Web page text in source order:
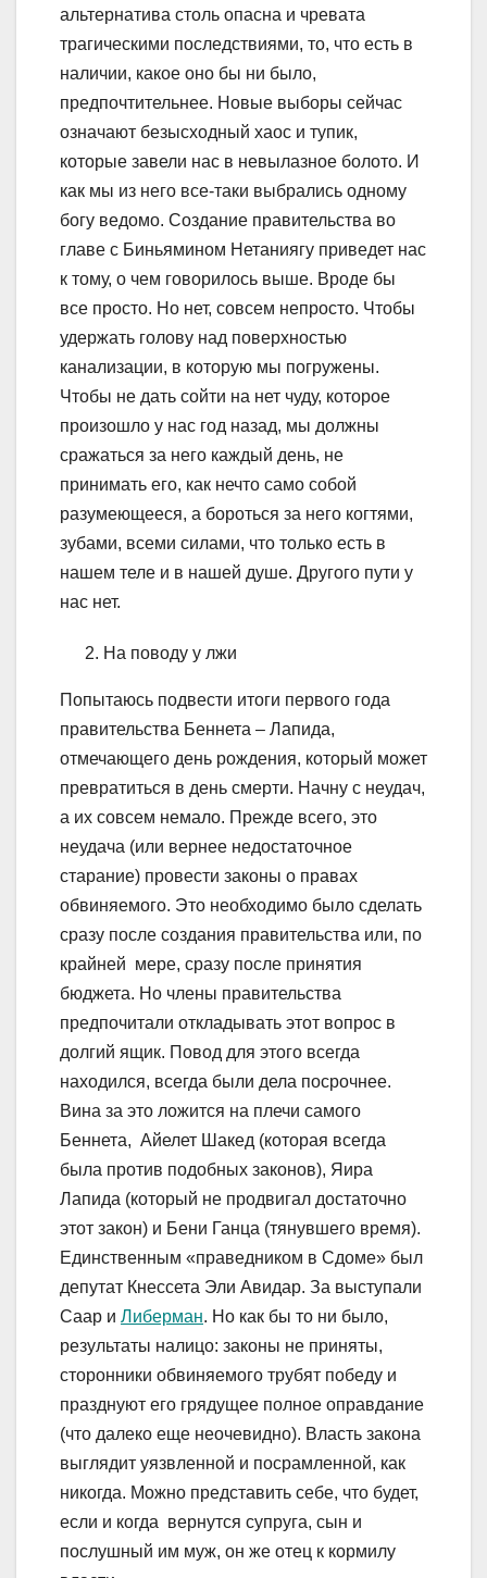
альтернатива столь опасна и чревата
трагическими последствиями, то, что есть в
наличии, какое оно бы ни было,
предпочтительнее. Новые выборы сейчас
означают безысходный хаос и тупик,
которые завели нас в невылазное болото. И
как мы из него все-таки выбрались одному
богу ведомо. Создание правительства во
главе с Биньямином Нетаниягу приведет нас
к тому, о чем говорилось выше. Вроде бы
все просто. Но нет, совсем непросто. Чтобы
удержать голову над поверхностью
канализации, в которую мы погружены.
Чтобы не дать сойти на нет чуду, которое
произошло у нас год назад, мы должны
сражаться за него каждый день, не
принимать его, как нечто само собой
разумеющееся, а бороться за него когтями,
зубами, всеми силами, что только есть в
нашем теле и в нашей душе. Другого пути у
нас нет.
На поводу у лжи
Попытаюсь подвести итоги первого года
правительства Беннета – Лапида,
отмечающего день рождения, который может
превратиться в день смерти. Начну с неудач,
а их совсем немало. Прежде всего, это
неудача (или вернее недостаточное
старание) провести законы о правах
обвиняемого. Это необходимо было сделать
сразу после создания правительства или, по
крайней мере, сразу после принятия
бюджета. Но члены правительства
предпочитали откладывать этот вопрос в
долгий ящик. Повод для этого всегда
находился, всегда были дела посрочнее.
Вина за это ложится на плечи самого
Беннета, Айелет Шакед (которая всегда
была против подобных законов), Яира
Лапида (который не продвигал достаточно
этот закон) и Бени Ганца (тянувшего время).
Единственным «праведником в Сдоме» был
депутат Кнессета Эли Авидар. За выступали
Саар и Либерман. Но как бы то ни было,
результаты налицо: законы не приняты,
сторонники обвиняемого трубят победу и
празднуют его грядущее полное оправдание
(что далеко еще неочевидно). Власть закона
выглядит уязвленной и посрамленной, как
никогда. Можно представить себе, что будет,
если и когда вернутся супруга, сын и
послушный им муж, он же отец к кормилу